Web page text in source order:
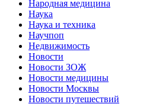
Народная медицина
Наука
Наука и техника
Научпоп
Недвижимость
Новости
Новости ЗОЖ
Новости медицины
Новости Москвы
Новости путешествий